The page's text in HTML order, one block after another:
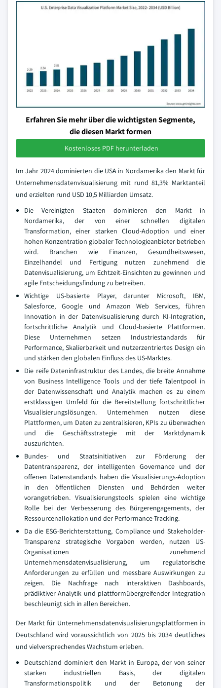
Erfahren Sie mehr über die wichtigsten Segmente,
die diesen Markt formen
Kostenloses PDF herunterladen
Im Jahr 2024 dominierten die USA in Nordamerika den Markt für
Unternehmensdatenvisualisierung mit rund 81,3% Marktanteil
und erzielten rund USD 10,5 Milliarden Umsatz.
Die Vereinigten Staaten dominieren den Markt in
Nordamerika, der von einer schnellen digitalen
Transformation, einer starken Cloud-Adoption und einer
hohen Konzentration globaler Technologieanbieter betrieben
wird. Branchen wie Finanzen, Gesundheitswesen,
Einzelhandel und Fertigung nutzen zunehmend die
Datenvisualisierung, um Echtzeit-Einsichten zu gewinnen und
agile Entscheidungsfindung zu betreiben.
Wichtige US-basierte Player, darunter Microsoft, IBM,
Salesforce, Google und Amazon Web Services, führen
Innovation in der Datenvisualisierung durch KI-Integration,
fortschrittliche Analytik und Cloud-basierte Plattformen.
Diese Unternehmen setzen Industriestandards für
Performance, Skalierbarkeit und nutzerzentriertes Design ein
und stärken den globalen Einfluss des US-Marktes.
Die reife Dateninfrastruktur des Landes, die breite Annahme
von Business Intelligence Tools und der tiefe Talentpool in
der Datenwissenschaft und Analytik machen es zu einem
erstklassigen Umfeld für die Bereitstellung fortschrittlicher
Visualisierungslösungen. Unternehmen nutzen diese
Plattformen, um Daten zu zentralisieren, KPIs zu überwachen
und die Geschäftsstrategie mit der Marktdynamik
auszurichten.
Bundes- und Staatsinitiativen zur Förderung der
Datentransparenz, der intelligenten Governance und der
offenen Datenstandards haben die Visualisierungs-Adoption
in den öffentlichen Diensten und Behörden weiter
vorangetrieben. Visualisierungstools spielen eine wichtige
Rolle bei der Verbesserung des Bürgerengagements, der
Ressourcenallokation und der Performance-Tracking.
Da die ESG-Berichterstattung, Compliance und Stakeholder-
Transparenz strategische Vorgaben werden, nutzen US-
Organisationen zunehmend
Unternehmensdatenvisualisierung, um regulatorische
Anforderungen zu erfüllen und messbare Auswirkungen zu
zeigen. Die Nachfrage nach interaktiven Dashboards,
prädiktiver Analytik und plattformübergreifender Integration
beschleunigt sich in allen Bereichen.
Der Markt für Unternehmensdatenvisualisierungsplattformen in
Deutschland wird voraussichtlich von 2025 bis 2034 deutliches
und vielversprechendes Wachstum erleben.
Deutschland dominiert den Markt in Europa, der von seiner
starken industriellen Basis, der digitalen
Transformationspolitik und der Betonung der